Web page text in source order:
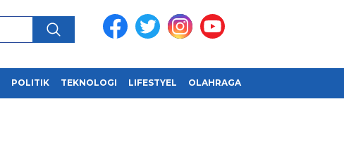
POLITIK TEKNOLOGI LIFESTYEL OLAHRAGA